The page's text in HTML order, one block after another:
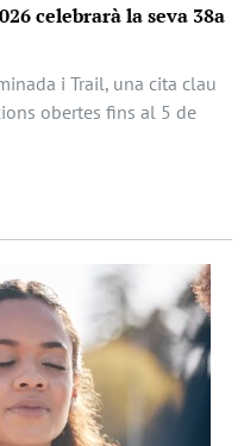
celebrarà la seva 38a
i Trail, una cita clau
obertes fins al 5 de